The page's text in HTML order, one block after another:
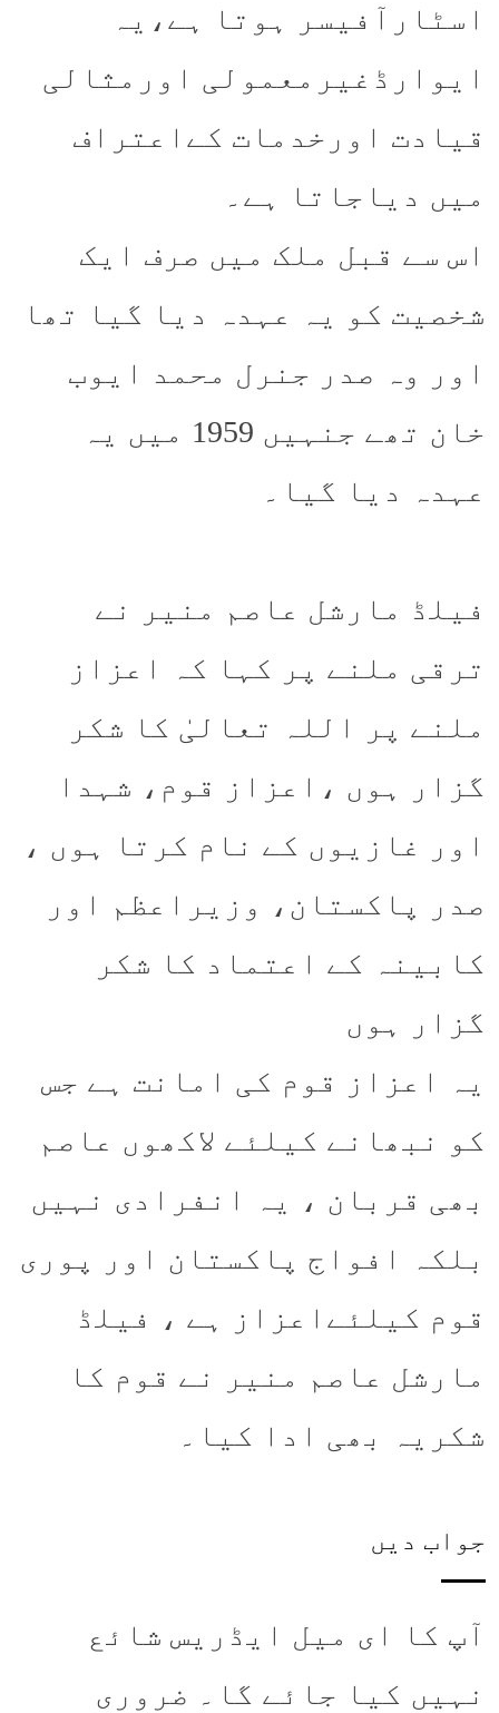
اسٹارآفیسر ہوتا ہے،یہ
ایوارڈغیرمعمولی اورمثالی
قیادت اورخدمات کےاعتراف
میں دیاجاتا ہے۔
اس سے قبل ملک میں صرف ایک
شخصیت کو یہ عہدہ دیا گیا تھا
اور وہ صدر جنرل محمد ایوب
خان تھے جنہیں 1959 میں یہ
عہدہ دیا گیا۔
فیلڈ مارشل عاصم منیر نے
ترقی ملنے پر کہا کہ اعزاز
ملنے پر اللہ تعالیٰ کا شکر
گزار ہوں ،اعزاز قوم، شہدا
اور غازیوں کے نام کرتا ہوں ،
صدر پاکستان، وزیراعظم اور
کابینہ کے اعتماد کا شکر
گزار ہوں
یہ اعزاز قوم کی امانت ہے جس
کو نبھانے کیلئے لاکھوں عاصم
بھی قربان ، یہ انفرادی نہیں
بلکہ افواج پاکستان اور پوری
قوم کیلئےاعزاز ہے ، فیلڈ
مارشل عاصم منیر نے قوم کا
شکریہ بھی ادا کیا۔
جواب دیں
آپ کا ای میل ایڈریس شائع
نہیں کیا جائے گا۔ ضروری